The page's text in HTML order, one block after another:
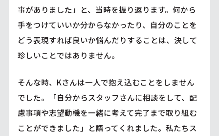
事がありました」と、当時を振り返ります。何から
手をつけていいか分からなかったり、自分のことを
どう表現すれば良いか悩んだりすることは、決して
珍しいことではありません。
そんな時、Kさんは一人で抱え込むことをしません
でした。「自分からスタッフさんに相談をして、配
慮事項や志望動機を一緒に考えて完了まで取り組む
ことができました」と語ってくれました。私たちス